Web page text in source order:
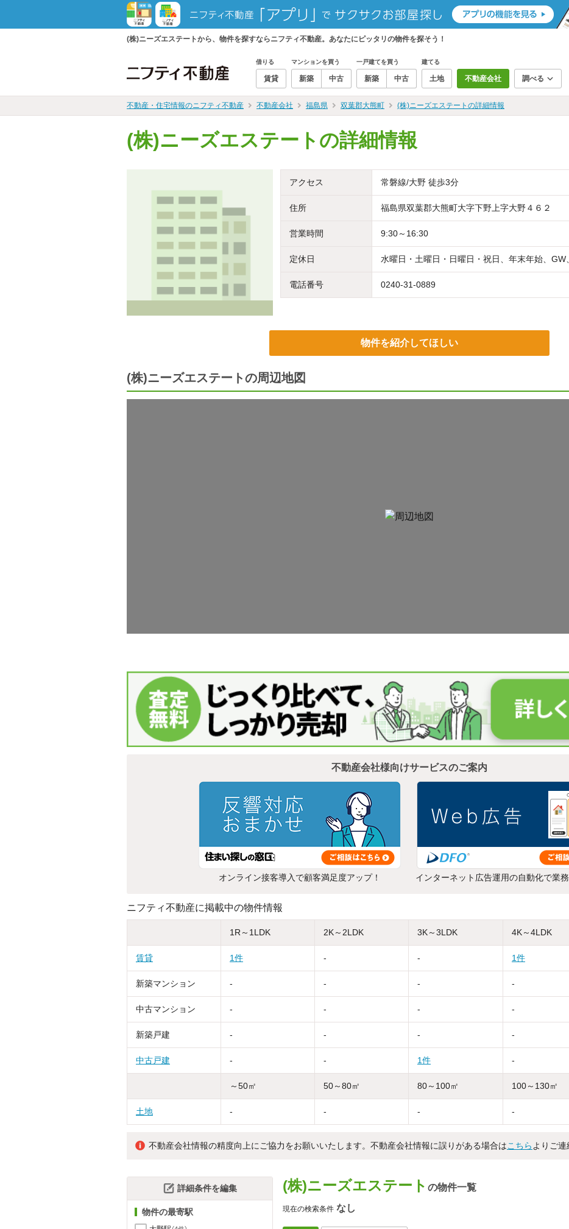
(株)ニーズエステートから、物件を探すならニフティ不動産。あなたにピッタリの物件を探そう！
借りる
賃貸
マンションを買う
新築 中古
一戸建てを買う
新築 中古
建てる
土地 不動産会社 調べる
不動産・住宅情報のニフティ不動産 不動産会社 福島県 双葉郡大熊町 (株)ニーズエステートの詳細情報
(株)ニーズエステートの詳細情報
アクセス 常磐線/大野 徒歩3分
住所 福島県双葉郡大熊町大字下野上字大野４６２
営業時間 9:30～16:30
定休日 水曜日・土曜日・日曜日・祝日、年末年始、GW
電話番号 0240-31-0889
物件を紹介してほしい
(株)ニーズエステートの周辺地図
不動産会社様向けサービスのご案内
オンライン接客導入で顧客満足度アップ！ インターネット広告運用の自動化で業
ニフティ不動産に掲載中の物件情報
1R～1LDK 2K～2LDK 3K～3LDK 4K～4LDK
賃貸 1件 - - 1件
新築マンション - - - -
中古マンション - - - -
新築戸建 - - - -
中古戸建 - - 1件 -
～50㎡ 50～80㎡ 80～100㎡ 100～130㎡
土地 - - - -
不動産会社情報の精度向上にご協力をお願いいたします。不動産会社情報に誤りがある場合はこちら よりご連
(株)ニーズエステート の物件一覧
現在の検索条件 なし
詳細条件を編集
物件の最寄駅